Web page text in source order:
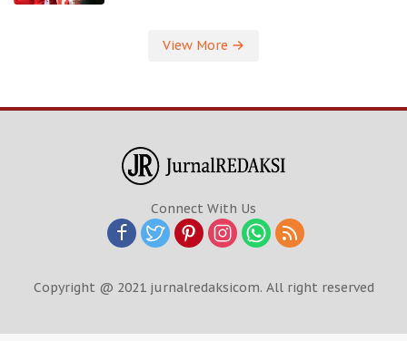
View More
Connect With Us
Copyright @ 2021 jurnalredaksicom. All right reserved